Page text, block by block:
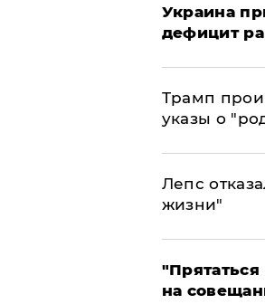
Украина
дефицит
Трамп
указы о
Лепс
жизни"
на